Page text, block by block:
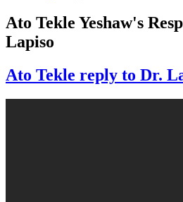
Ato Tekle Yeshaw's
Lapiso
Ato Tekle reply to Dr.